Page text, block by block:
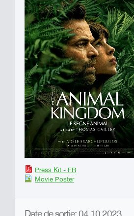
Press Kit - FR
Movie Poster
Date de sortie: 04.10.2023